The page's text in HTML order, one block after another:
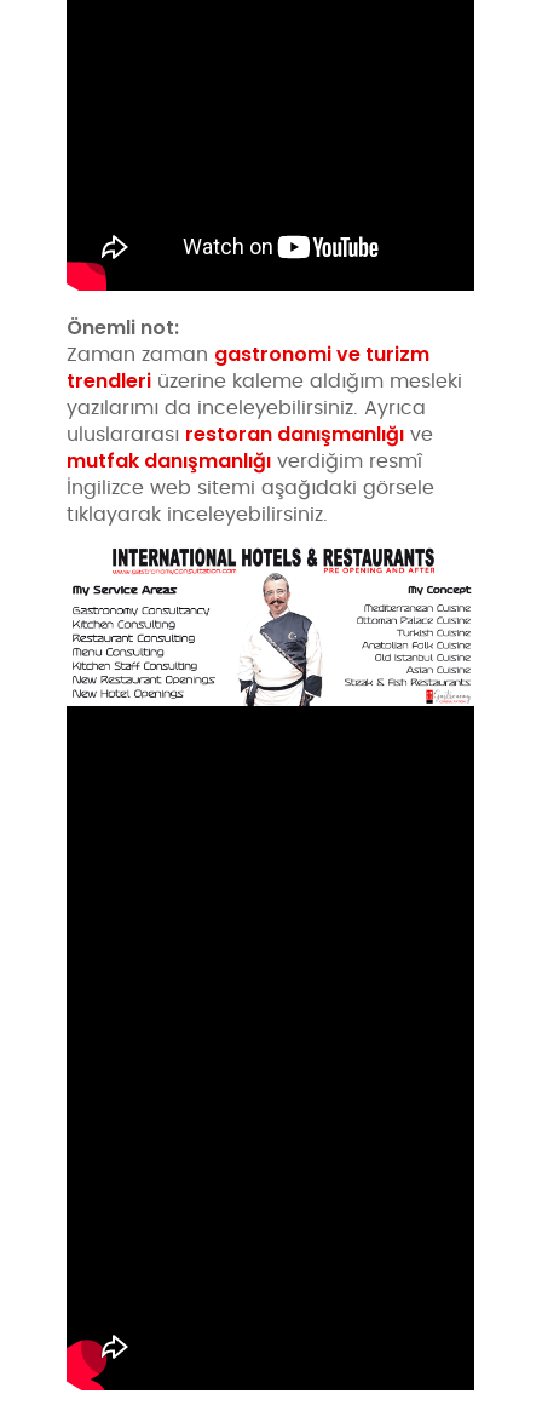
Önemli not:
Zaman zaman gastronomi ve turizm
trendleri üzerine kaleme aldığım mesleki
yazılarımı da inceleyebilirsiniz. Ayrıca
uluslararası restoran danışmanlığı ve
mutfak danışmanlığı verdiğim resmî
İngilizce web sitemi aşağıdaki görsele
tıklayarak inceleyebilirsiniz.